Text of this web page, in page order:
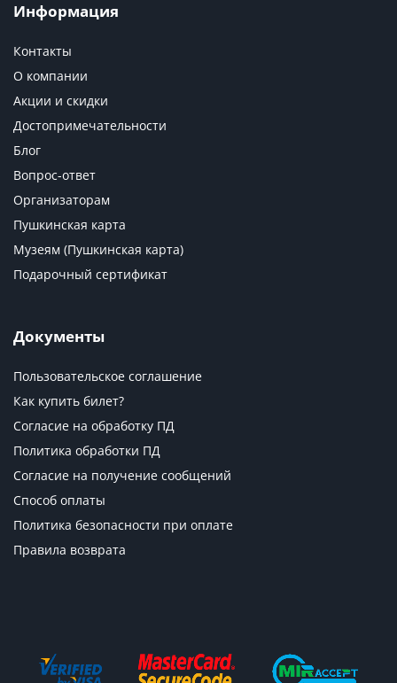
Информация
Контакты
О компании
Акции и скидки
Достопримечательности
Блог
Вопрос-ответ
Организаторам
Пушкинская карта
Музеям (Пушкинская карта)
Подарочный сертификат
Документы
Пользовательское соглашение
Как купить билет?
Согласие на обработку ПД
Политика обработки ПД
Согласие на получение сообщений
Способ оплаты
Политика безопасности при оплате
Правила возврата